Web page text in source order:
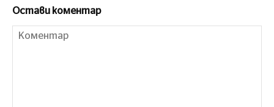
Остави коментар